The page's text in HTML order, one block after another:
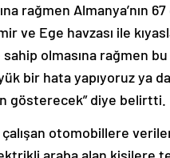
rağmen Almanya’nın
ve Ege havzası ile
olmasına rağmen bu
bir hata yapıyoruz ya
gösterecek” diye belirtti.
otomobillere